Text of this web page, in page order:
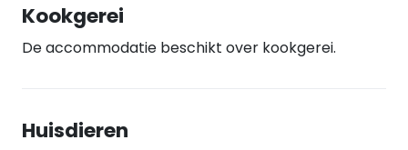
Kookgerei
De accommodatie beschikt over kookgerei.
Huisdieren